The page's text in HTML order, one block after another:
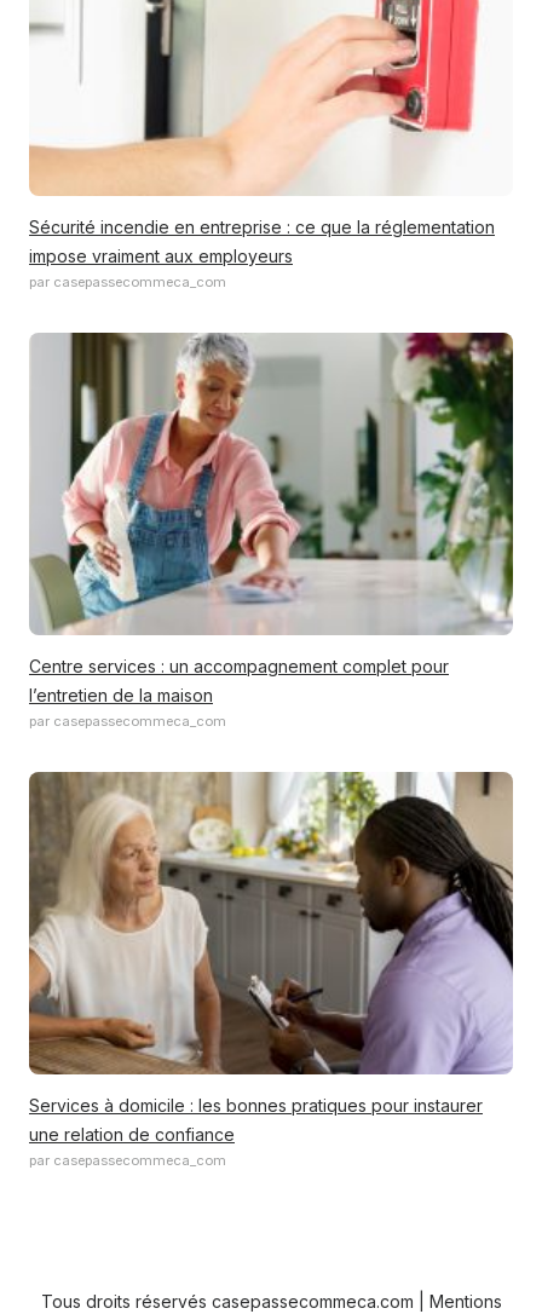
Sécurité incendie en entreprise : ce que la réglementation
impose vraiment aux employeurs
par casepassecommeca_com
Centre services : un accompagnement complet pour
l’entretien de la maison
par casepassecommeca_com
Services à domicile : les bonnes pratiques pour instaurer
une relation de confiance
par casepassecommeca_com
Tous droits réservés casepassecommeca.com | Mentions